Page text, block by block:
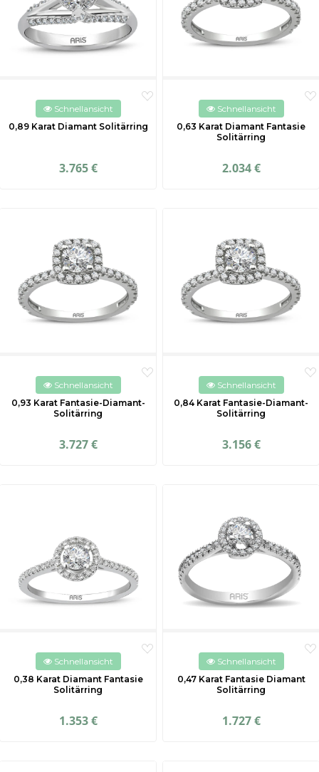
Schnellansicht
0,89 Karat Diamant Solitärring
3.765 €
Schnellansicht
0,63 Karat Diamant Fantasie
Solitärring
2.034 €
Schnellansicht
0,93 Karat Fantasie-Diamant-
Solitärring
3.727 €
Schnellansicht
0,84 Karat Fantasie-Diamant-
Solitärring
3.156 €
Schnellansicht
0,38 Karat Diamant Fantasie
Solitärring
1.353 €
Schnellansicht
0,47 Karat Fantasie Diamant
Solitärring
1.727 €